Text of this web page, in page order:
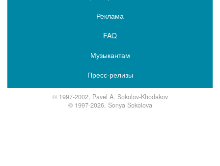
Реклама
FAQ
Музыкантам
Пресс-релизы
© 1997-2002, Pavel A. Sokolov-Khodakov
© 1997-2026, Sonya Sokolova